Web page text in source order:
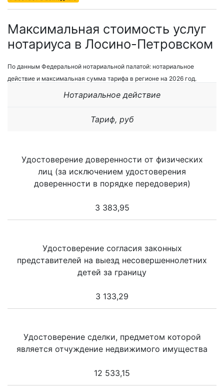
Максимальная стоимость услуг
нотариуса в Лосино-Петровском
По данным Федеральной нотариальной палатой: нотариальное
действие и максимальная сумма тарифа в регионе на 2026 год.
Нотариальное действие
Тариф, руб
Удостоверение доверенности от физических
лиц (за исключением удостоверения
доверенности в порядке передоверия)
3 383,95
Удостоверение согласия законных
представителей на выезд несовершеннолетних
детей за границу
3 133,29
Удостоверение сделки, предметом которой
является отчуждение недвижимого имущества
12 533,15